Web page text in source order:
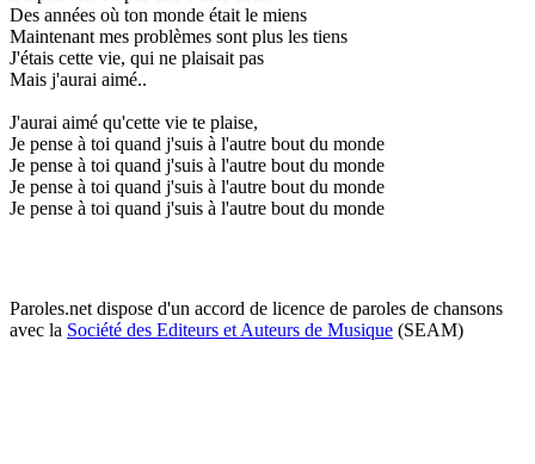
Des années où ton monde était le miens
Maintenant mes problèmes sont plus les tiens
J'étais cette vie, qui ne plaisait pas
Mais j'aurai aimé..
J'aurai aimé qu'cette vie te plaise,
Je pense à toi quand j'suis à l'autre bout du monde
Je pense à toi quand j'suis à l'autre bout du monde
Je pense à toi quand j'suis à l'autre bout du monde
Je pense à toi quand j'suis à l'autre bout du monde
Paroles.net dispose d'un accord de licence de paroles de chansons
avec la Société des Editeurs et Auteurs de Musique (SEAM)